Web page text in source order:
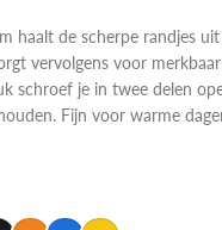
haalt de scherpe randjes
vervolgens voor
schroef je in twee delen
Fijn voor warme